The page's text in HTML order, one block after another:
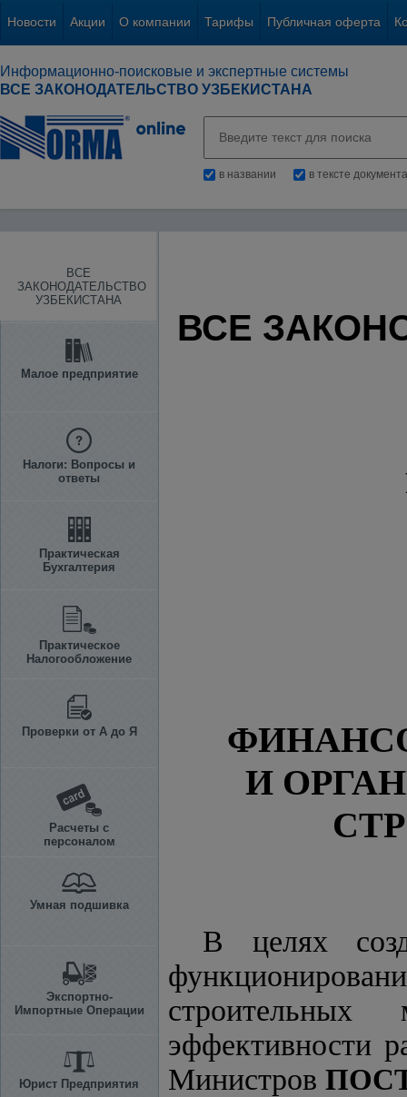
Новости Акции О компании Тарифы Публичная оферта
Информационно-поисковые и экспертные системы
ВСЕ ЗАКОНОДАТЕЛЬСТВО УЗБЕКИСТАНА
в названии в тексте документа
ВСЕ
ЗАКОНОДАТЕЛЬСТВО
УЗБЕКИСТАНА
Малое предприятие
Налоги: Вопросы и
ответы
Практическая
Бухгалтерия
Практическое
Налогообложение
Проверки от А до Я
Расчеты с
персоналом
Умная подшивка
Экспортно-
Импортные Операции
Юрист Предприятия
ВСЕ
И
В целях
эффективности
Министров